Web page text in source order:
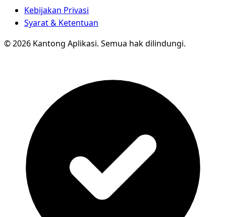
Kebijakan Privasi
Syarat & Ketentuan
© 2026 Kantong Aplikasi. Semua hak dilindungi.